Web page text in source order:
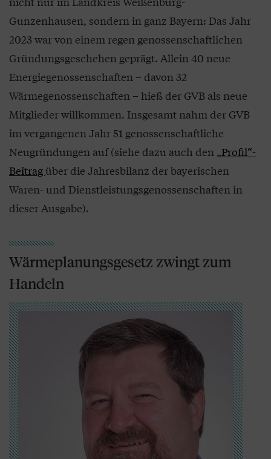
Gunzenhausen, sondern in ganz Bayern: Das Jahr
2023 war von einem regen genossenschaftlichen
Gründungsgeschehen geprägt. Allein 40 neue
Energiegenossenschaften – davon 32
Wärmegenossenschaften – hieß der GVB als neue
Mitglieder willkommen. Insgesamt nahm der GVB
im vergangenen Jahr 51 genossenschaftliche
Neugründungen auf (siehe dazu auch den „Profil“-
Beitragüber die Jahresbilanz der bayerischen
Waren- und Dienstleistungsgenossenschaften in
dieser Ausgabe).
Wärmeplanungsgesetz zwingt zum
Handeln